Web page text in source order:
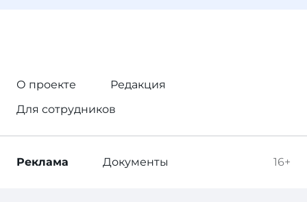
О проекте
Редакция
Для сотрудников
16+
Реклама Документы